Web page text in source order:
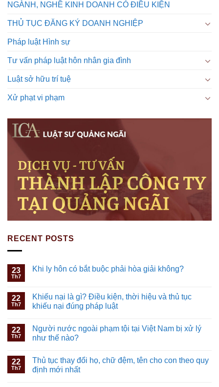
NGÀNH, NGHỀ KINH DOANH CÓ ĐIỀU KIỆN
THỦ TỤC ĐĂNG KÝ DOANH NGHIỆP
Pháp luật Hình sự
Tư vấn pháp luật hôn nhân gia đình
Luật sở hữu trí tuệ
Xử phạt vi phạm
RECENT POSTS
23
Th7
Khi ly hôn có bắt buộc phải hòa giải không?
22
Th7
Khiếu nại là gì? Điều kiện, thời hiệu và thủ tục
khiếu nại đúng pháp luật
22
Th7
Người nước ngoài phạm tội tại Việt Nam bị xử lý
như thế nào?
22
Th7
Thủ tục thay đổi họ, chữ đệm, tên cho con theo quy
định mới nhất